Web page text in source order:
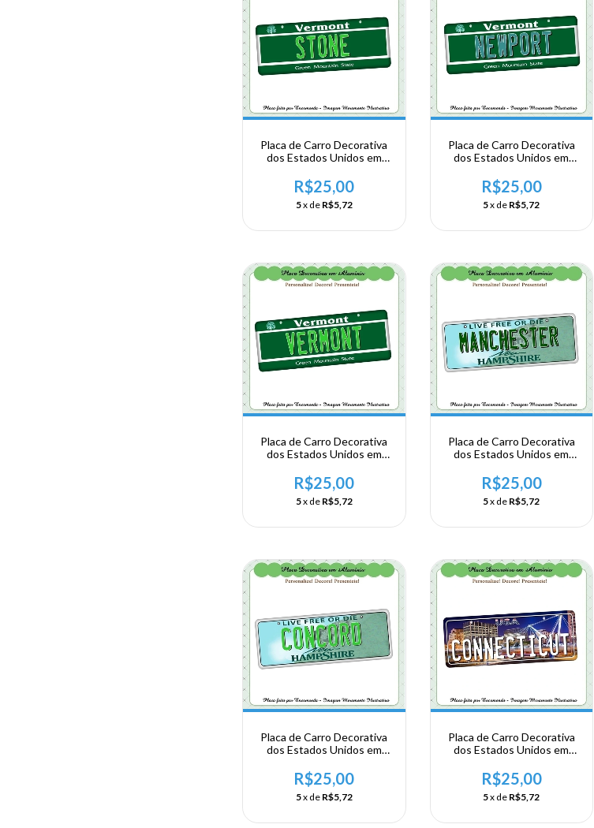
Placa de Carro Decorativa
dos Estados Unidos em
NORDESTE - VERMONT -
Stone
R$25,00
5x de R$5,72
Placa de Carro Decorativa
dos Estados Unidos em
NORDESTE - VERMONT -
Newport
R$25,00
5x de R$5,72
Placa de Carro Decorativa
dos Estados Unidos em
NORDESTE - VERMONT
R$25,00
5x de R$5,72
Placa de Carro Decorativa
dos Estados Unidos em
NORDESTE - Hampshire -
Manchester
R$25,00
5x de R$5,72
Placa de Carro Decorativa
dos Estados Unidos em
NORDESTE - Hampshire -
Concord
R$25,00
5x de R$5,72
Placa de Carro Decorativa
dos Estados Unidos em
NORDESTE -
CONNECTICUT
R$25,00
5x de R$5,72